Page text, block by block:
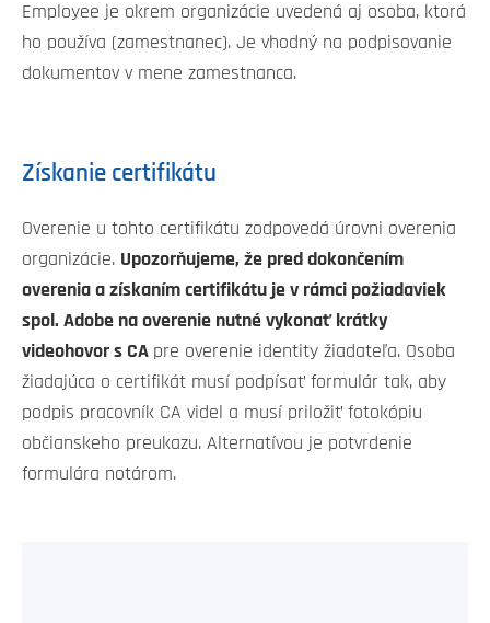
Employee je okrem organizácie uvedená aj osoba, ktorá
ho používa (zamestnanec). Je vhodný na podpisovanie
dokumentov v mene zamestnanca.
Získanie certifikátu
Overenie u tohto certifikátu zodpovedá úrovni overenia
organizácie. Upozorňujeme, že pred dokončením
overenia a získaním certifikátu je v rámci požiadaviek
spol. Adobe na overenie nutné vykonať krátky
videohovor s CA pre overenie identity žiadateľa. Osoba
žiadajúca o certifikát musí podpísať formulár tak, aby
podpis pracovník CA videl a musí priložiť fotokópiu
občianskeho preukazu. Alternatívou je potvrdenie
formulára notárom.